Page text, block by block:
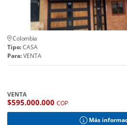
Colombia
Tipo:CASA
Para:VENTA
VENTA
$595.000.000 COP
Más